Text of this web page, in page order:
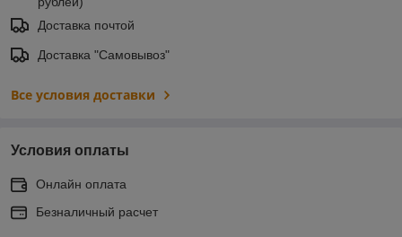
Доставка почтой
Доставка "Самовывоз"
Все условия доставки
Условия оплаты
Онлайн оплата
Безналичный расчет